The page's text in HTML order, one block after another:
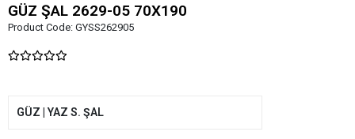
GÜZ ŞAL 2629-05 70X190
Product Code: GYSS262905
GÜZ | YAZ S. ŞAL